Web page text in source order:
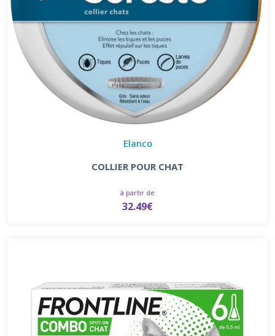
Elanco
COLLIER POUR CHAT
à partir de
32.49€